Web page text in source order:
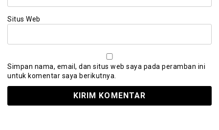
Situs Web
Simpan nama, email, dan situs web saya pada peramban ini
untuk komentar saya berikutnya.